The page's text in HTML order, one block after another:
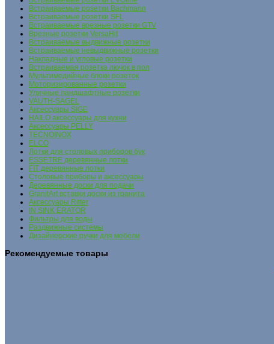
Встраиваемые розетки Bachmann
Встраиваемые розетки SFL
Встраиваемые врезные розетки GTV
Врезные розетки VersaHit
Встраиваемые выдвижные розетки
Встраиваемые невыдвижные розетки
Накладные и угловые розетки
Встраиваемая розетка лючок в пол
Мультимедийные блоки розеток
Моторизированные розетки
Уличные ландшафтные розетки
VAUTH-SAGEL
Аксессуары SIGE
HAILO аксессуары для кухни
Аксессуары PELLY
TECNOINOX
ELCO
Лотки для столовых приборов бук
ESSETRE деревянные лотки
FIT деревянные лотки
Столовые приборы и аксессуары
Деревянные доски для подачи
GranitArt вставки доски из гранита
Аксессуары Ritter
IN SINK ERATOR
Фильтры для воды
Раздвижные системы
Дизайнерские ручки для мебели
Рекомендуемые товары